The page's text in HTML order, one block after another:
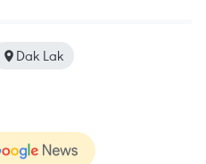
Dak Lak